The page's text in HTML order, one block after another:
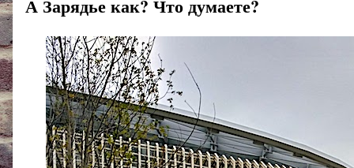
А Зарядье как? Что думаете?